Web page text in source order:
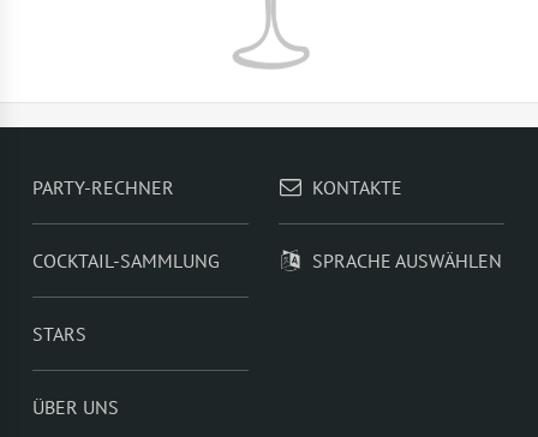
PARTY-RECHNER
COCKTAIL-SAMMLUNG
STARS
ÜBER UNS
KONTAKTE
SPRACHE AUSWÄHLEN